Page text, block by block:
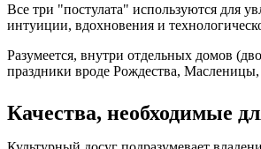
Все три "постулата" используются для
интуиции, вдохновения и
Разумеется, внутри отдельных домов
праздники вроде Рождества, Масленицы,
Качества, необходимые